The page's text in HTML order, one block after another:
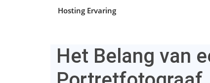
Hosting Ervaring
Het Belang van